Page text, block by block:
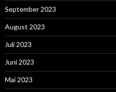
September 2023
August 2023
Juli 2023
Juni 2023
Mai 2023